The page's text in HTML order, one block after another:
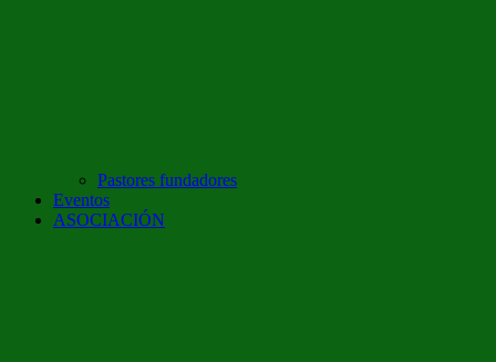
Pastores fundadores
Eventos
ASOCIACIÓN